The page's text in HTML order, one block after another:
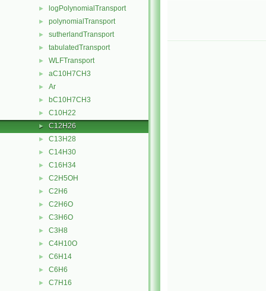
► logPolynomialTransport
► polynomialTransport
► sutherlandTransport
► tabulatedTransport
► WLFTransport
► aC10H7CH3
► Ar
► bC10H7CH3
► C10H22
► C12H26
► C13H28
► C14H30
► C16H34
► C2H5OH
► C2H6
► C2H6O
► C3H6O
► C3H8
► C4H10O
► C6H14
► C6H6
► C7H16